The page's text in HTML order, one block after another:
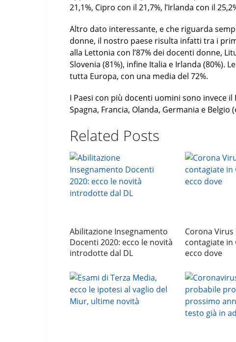
21,1%, Cipro con il 21,7%, l’Irlanda con il
Altro dato interessante, e che riguarda
donne, il nostro paese risulta infatti tra i
alla Lettonia con l’87% dei docenti donne,
Slovenia (81%), infine Italia e Irlanda (80%).
tutta Europa, con una media del 72%.
I Paesi con più docenti uomini sono invece
Spagna, Francia, Olanda, Germania e Belgio
Related Posts
Abilitazione Insegnamento
Docenti 2020: ecco le novità
introdotte dal DL
Corona
contagiate in
ecco dove